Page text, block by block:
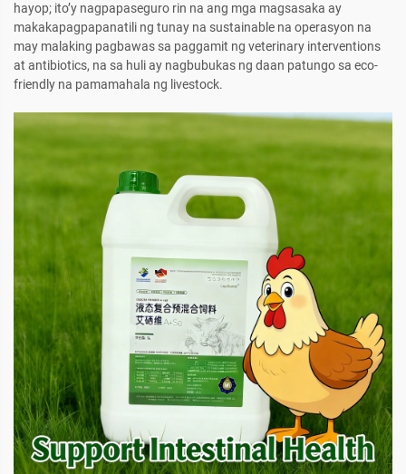
hayop; ito’y nagpapaseguro rin na ang mga magsasaka ay
makakapagpapanatili ng tunay na sustainable na operasyon na
may malaking pagbawas sa paggamit ng veterinary interventions
at antibiotics, na sa huli ay nagbubukas ng daan patungo sa eco-
friendly na pamamahala ng livestock.